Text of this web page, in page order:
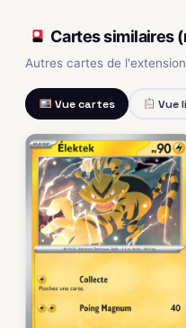
Cartes similaires
Autres cartes de l'extension
Vue cartes Vue